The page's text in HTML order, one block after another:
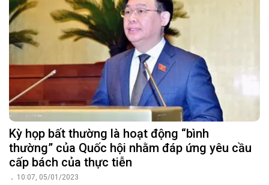
Kỳ họp bất thường là hoạt động “bình
thường” của Quốc hội nhằm đáp ứng yêu cầu
cấp bách của thực tiễn
10:07, 05/01/2023